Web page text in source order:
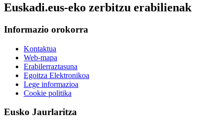
Euskadi.eus-eko zerbitzu erabilienak
Informazio orokorra
Kontaktua
Web-mapa
Erabilerraztasuna
Egoitza Elektronikoa
Lege informazioa
Cookie politika
Eusko Jaurlaritza